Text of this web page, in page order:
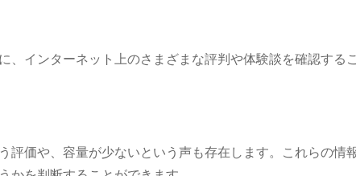
インターネット上のさまざまな評判や体験談を確認する
評価や、容量が少ないという声も存在します。これらの情